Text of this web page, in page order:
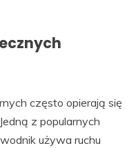
często opierają się
z popularnych
używa ruchu